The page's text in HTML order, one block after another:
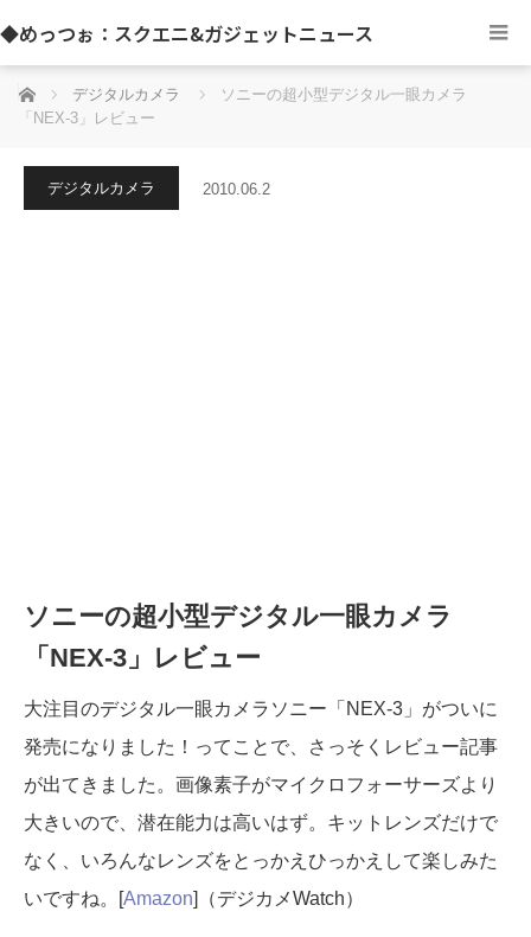
◆めっつぉ：スクエニ&ガジェットニュース
ホーム デジタルカメラ
ソニーの超小型デジタル一眼カメラ
「NEX-3」レビュー
デジタルカメラ 2010.06.2
ソニーの超小型デジタル一眼カメラ
「NEX-3」レビュー
大注目のデジタル一眼カメラソニー「NEX-3」がついに
発売になりました！ってことで、さっそくレビュー記事
が出てきました。画像素子がマイクロフォーサーズより
大きいので、潜在能力は高いはず。キットレンズだけで
なく、いろんなレンズをとっかえひっかえして楽しみた
いですね。[Amazon]（デジカメWatch）